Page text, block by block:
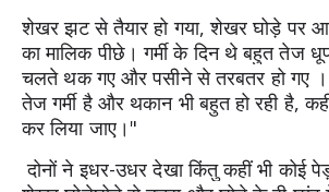
शेखर झट से तैयार हो गया, शेखर घोड़े पर
का मालिक पीछे। गर्मी के दिन थे बहुत तेज
चलते थक गए और पसीने से तरबतर हो गए
तेज गर्मी है और थकान भी बहुत हो रही है,
कर लिया जाए।"
दोनों ने इधर-उधर देखा किंतु कहीं भी कोई